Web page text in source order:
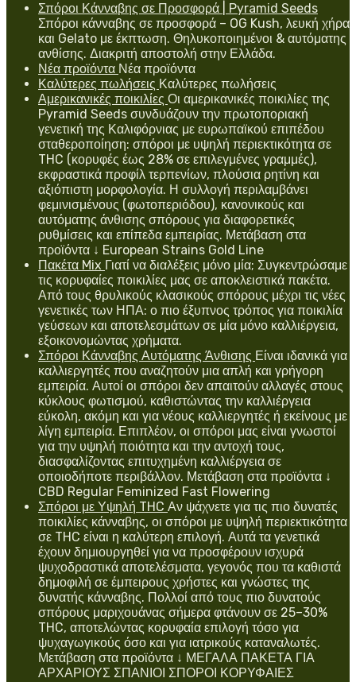
Σπόροι Κάνναβης σε Προσφορά | Pyramid Seeds
Σπόροι κάνναβης σε προσφορά – OG Kush, λευκή χήρα
και Gelato με έκπτωση. Θηλυκοποιημένοι & αυτόματης
ανθίσης. Διακριτή αποστολή στην Ελλάδα.
Νέα προϊόντα Νέα προϊόντα
Καλύτερες πωλήσεις Καλύτερες πωλήσεις
Αμερικανικές ποικιλίες Οι αμερικανικές ποικιλίες της
Pyramid Seeds συνδυάζουν την πρωτοποριακή
γενετική της Καλιφόρνιας με ευρωπαϊκού επιπέδου
σταθεροποίηση: σπόροι με υψηλή περιεκτικότητα σε
THC (κορυφές έως 28% σε επιλεγμένες γραμμές),
εκφραστικά προφίλ τερπενίων, πλούσια ρητίνη και
αξιόπιστη μορφολογία. Η συλλογή περιλαμβάνει
φεμινισμένους (φωτοπεριόδου), κανονικούς και
αυτόματης άνθισης σπόρους για διαφορετικές
ρυθμίσεις και επίπεδα εμπειρίας. Μετάβαση στα
προϊόντα ↓ European Strains Gold Line
Πακέτα Mix Γιατί να διαλέξεις μόνο μία; Συγκεντρώσαμε
τις κορυφαίες ποικιλίες μας σε αποκλειστικά πακέτα.
Από τους θρυλικούς κλασικούς σπόρους μέχρι τις νέες
γενετικές των ΗΠΑ: ο πιο έξυπνος τρόπος για ποικιλία
γεύσεων και αποτελεσμάτων σε μία μόνο καλλιέργεια,
εξοικονομώντας χρήματα.
Σπόροι Κάνναβης Αυτόματης Άνθισης Είναι ιδανικά για
καλλιεργητές που αναζητούν μια απλή και γρήγορη
εμπειρία. Αυτοί οι σπόροι δεν απαιτούν αλλαγές στους
κύκλους φωτισμού, καθιστώντας την καλλιέργεια
εύκολη, ακόμη και για νέους καλλιεργητές ή εκείνους με
λίγη εμπειρία. Επιπλέον, οι σπόροι μας είναι γνωστοί
για την υψηλή ποιότητα και την αντοχή τους,
διασφαλίζοντας επιτυχημένη καλλιέργεια σε
οποιοδήποτε περιβάλλον. Μετάβαση στα προϊόντα ↓
CBD Regular Feminized Fast Flowering
Σπόροι με Υψηλή THC Αν ψάχνετε για τις πιο δυνατές
ποικιλίες κάνναβης, οι σπόροι με υψηλή περιεκτικότητα
σε THC είναι η καλύτερη επιλογή. Αυτά τα γενετικά
έχουν δημιουργηθεί για να προσφέρουν ισχυρά
ψυχοδραστικά αποτελέσματα, γεγονός που τα καθιστά
δημοφιλή σε έμπειρους χρήστες και γνώστες της
δυνατής κάνναβης. Πολλοί από τους πιο δυνατούς
σπόρους μαριχουάνας σήμερα φτάνουν σε 25–30%
THC, αποτελώντας κορυφαία επιλογή τόσο για
ψυχαγωγικούς όσο και για ιατρικούς καταναλωτές.
Μετάβαση στα προϊόντα ↓ ΜΕΓΑΛΑ ΠΑΚΕΤΑ ΓΙΑ
ΑΡΧΑΡΙΟΥΣ ΣΠΑΝΙΟΙ ΣΠΟΡΟΙ ΚΟΡΥΦΑΙΕΣ